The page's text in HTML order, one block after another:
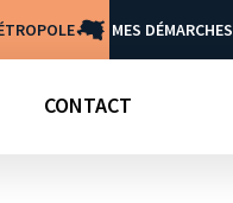
MES DÉMARCHES
CONTACT